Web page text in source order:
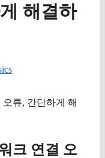
해결하
크 연결 오